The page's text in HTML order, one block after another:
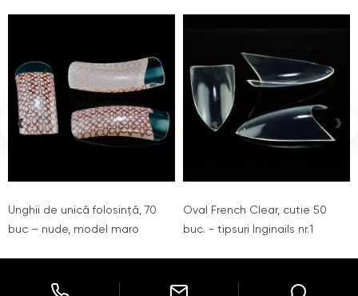
Unghii de unică folosință, 70
buc – nude, model maro
Oval French Clear, cutie 50
buc. - tipsuri Inginails nr.1
‹ ›